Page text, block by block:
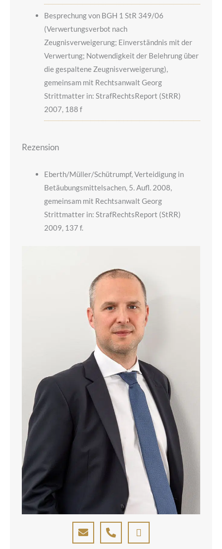
Besprechung von BGH 1 StR 349/06
(Verwertungsverbot nach
Zeugnisverweigerung; Einverständnis mit der
Verwertung; Notwendigkeit der Belehrung über
die gespaltene Zeugnisverweigerung),
gemeinsam mit Rechtsanwalt Georg
Strittmatter in: StrafRechtsReport (StRR)
2007, 188 f
Rezension
Eberth/Müller/Schütrumpf, Verteidigung in
Betäubungsmittelsachen, 5. Aufl. 2008,
gemeinsam mit Rechtsanwalt Georg
Strittmatter in: StrafRechtsReport (StRR)
2009, 137 f.